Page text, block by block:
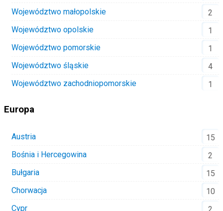
Województwo małopolskie
2
Województwo opolskie
1
Województwo pomorskie
1
Województwo śląskie
4
Województwo zachodniopomorskie
1
Europa
Austria
15
Bośnia i Hercegowina
2
Bułgaria
15
Chorwacja
10
Cypr